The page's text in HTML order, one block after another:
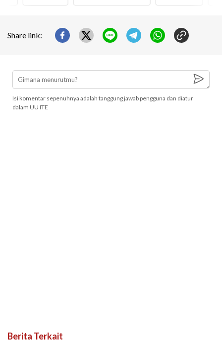
Share link:
Isi komentar sepenuhnya adalah tanggung jawab pengguna dan diatur
dalam UU ITE
Berita Terkait